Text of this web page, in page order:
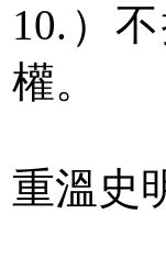
10.）
權。
重溫史